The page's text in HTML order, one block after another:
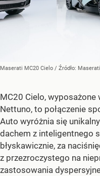
Maserati MC20 Cielo / Źródło: Maserati
MC20 Cielo,
Nettuno, to połączenie
Auto wyróżnia się
dachem z inteligentnego
błyskawicznie, za
z przezroczystego na
zastosowania